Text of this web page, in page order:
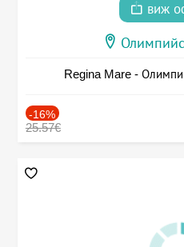
виж
Regina Mare -
-16%
25.57€